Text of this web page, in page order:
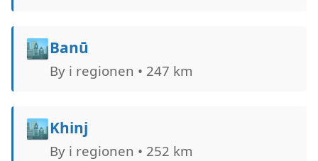
🏙️Banū
By i regionen • 247 km
🏙️Khinj
By i regionen • 252 km